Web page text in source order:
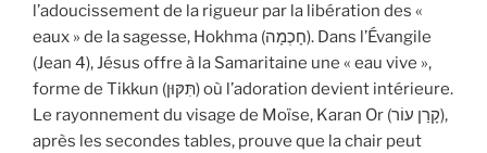
l’adoucissement de la rigueur par la libération des «
eaux » de la sagesse, Hokhma (חָכְמָה). Dans l’Évangile
(Jean 4), Jésus offre à la Samaritaine une « eau vive »,
forme de Tikkun (תִּקּוּן) où l’adoration devient intérieure.
Le rayonnement du visage de Moïse, Karan Or (קָרַן עוֹר),
après les secondes tables, prouve que la chair peut